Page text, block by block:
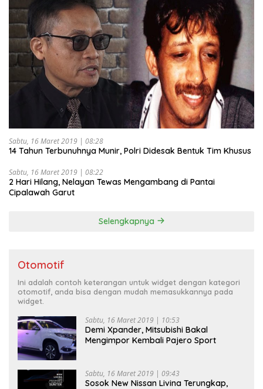
Sabtu, 16 Maret 2019 | 08:28
14 Tahun Terbunuhnya Munir, Polri Didesak Bentuk Tim Khusus
Sabtu, 16 Maret 2019 | 08:22
2 Hari Hilang, Nelayan Tewas Mengambang di Pantai
Cipalawah Garut
Selengkapnya
Otomotif
Ini adalah contoh keterangan untuk widget dengan kategori
otomotif, anda bisa dengan mudah memasukkannya pada
widget.
Sabtu, 16 Maret 2019 | 10:53
Demi Xpander, Mitsubishi Bakal
Mengimpor Kembali Pajero Sport
Sabtu, 16 Maret 2019 | 09:43
Sosok New Nissan Livina Terungkap,